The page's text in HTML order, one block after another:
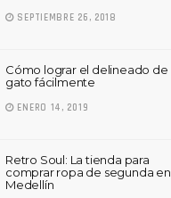
SEPTIEMBRE 26, 2018
Cómo lograr el delineado de
gato fácilmente
ENERO 14, 2019
Retro Soul: La tienda para
comprar ropa de segunda en
Medellín